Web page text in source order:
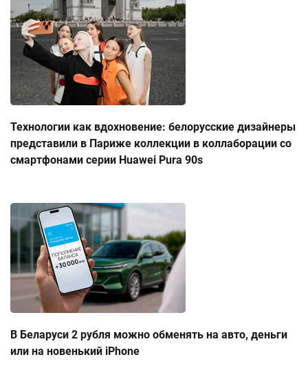
Технологии как вдохновение: белорусские дизайнеры
представили в Париже коллекции в коллаборации со
смартфонами серии Huawei Pura 90s
В Беларуси 2 рубля можно обменять на авто, деньги
или на новенький iPhone